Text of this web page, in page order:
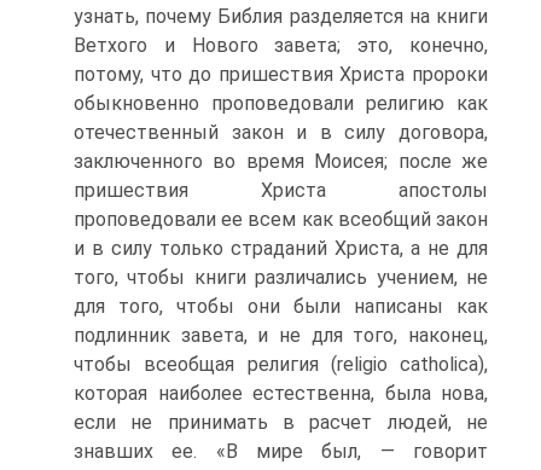
узнать, почему Библия разделяется на книги
Ветхого и Нового завета; это, конечно,
потому, что до пришествия Христа пророки
обыкновенно проповедовали религию как
отечественный закон и в силу договора,
заключенного во время Моисея; после же
пришествия Христа апостолы
проповедовали ее всем как всеобщий закон
и в силу только страданий Христа, а не для
того, чтобы книги различались учением, не
для того, чтобы они были написаны как
подлинник завета, и не для того, наконец,
чтобы всеобщая религия (religio catholica),
которая наиболее естественна, была нова,
если не принимать в расчет людей, не
знавших ее. «В мире был, — говорит